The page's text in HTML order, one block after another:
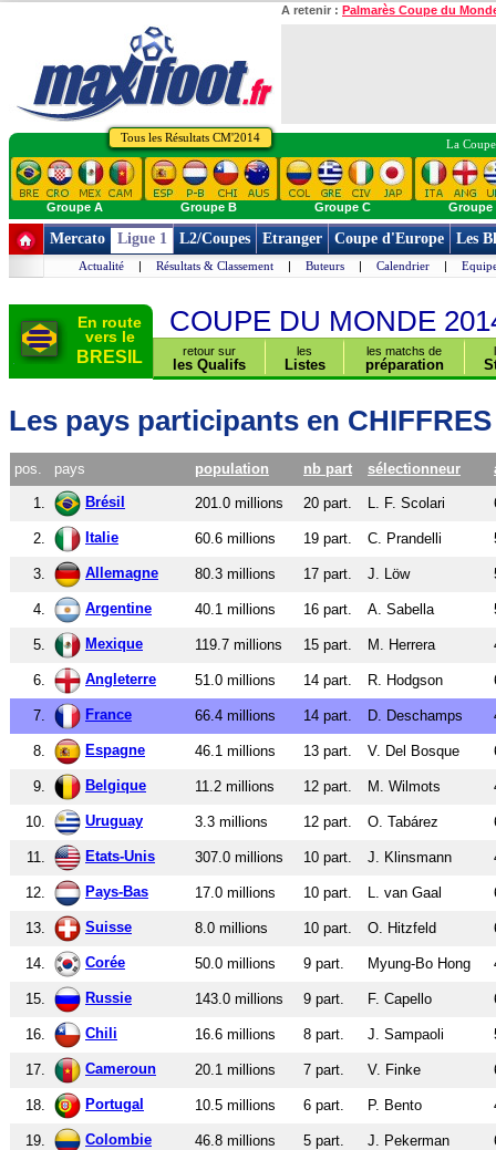
A retenir : Palmarès Coupe du
Tous les Résultats CM'2014 La
Groupe A Groupe B Groupe C Groupe
Mercato Ligue 1 L2/Coupes Etranger Coupe d'Europe Les
Actualité | Résultats & Classement | Buteurs | Calendrier |
En route
vers le
BRESIL
COUPE DU MONDE
retour sur
les Qualifs
les
Listes
les matchs de
préparation
Les pays participants en CHIFFRES
pos. pays population nb part sélectionneur
1. Brésil 201.0 millions 20 part. L. F. Scolari
2. Italie 60.6 millions 19 part. C. Prandelli
3. Allemagne 80.3 millions 17 part. J. Löw
4. Argentine 40.1 millions 16 part. A. Sabella
5. Mexique 119.7 millions 15 part. M. Herrera
6. Angleterre 51.0 millions 14 part. R. Hodgson
7. France 66.4 millions 14 part. D. Deschamps
8. Espagne 46.1 millions 13 part. V. Del Bosque
9. Belgique 11.2 millions 12 part. M. Wilmots
10. Uruguay 3.3 millions 12 part. O. Tabárez
11. Etats-Unis 307.0 millions 10 part. J. Klinsmann
12. Pays-Bas 17.0 millions 10 part. L. van Gaal
13. Suisse 8.0 millions 10 part. O. Hitzfeld
14. Corée 50.0 millions 9 part. Myung-Bo Hong
15. Russie 143.0 millions 9 part. F. Capello
16. Chili 16.6 millions 8 part. J. Sampaoli
17. Cameroun 20.1 millions 7 part. V. Finke
18. Portugal 10.5 millions 6 part. P. Bento
19. Colombie 46.8 millions 5 part. J. Pekerman